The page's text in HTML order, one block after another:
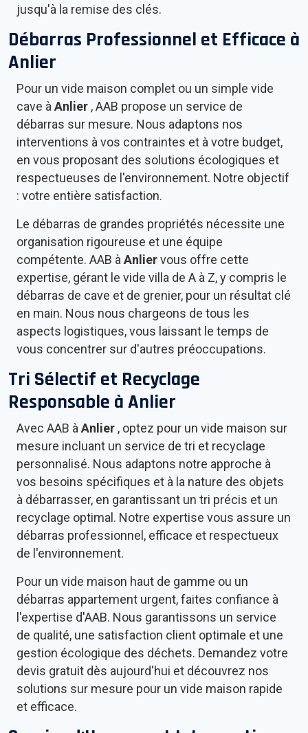
jusqu'à la remise des clés.
Débarras Professionnel et Efficace à
Anlier
Pour un vide maison complet ou un simple vide
cave àAnlier , AAB propose un service de
débarras sur mesure. Nous adaptons nos
interventions à vos contraintes et à votre budget,
en vous proposant des solutions écologiques et
respectueuses de l'environnement. Notre objectif
: votre entière satisfaction.
Le débarras de grandes propriétés nécessite une
organisation rigoureuse et une équipe
compétente. AAB àAnliervous offre cette
expertise, gérant le vide villa de A à Z, y compris le
débarras de cave et de grenier, pour un résultat clé
en main. Nous nous chargeons de tous les
aspects logistiques, vous laissant le temps de
vous concentrer sur d'autres préoccupations.
Tri Sélectif et Recyclage
Responsable àAnlier
Avec AAB àAnlier , optez pour un vide maison sur
mesure incluant un service de tri et recyclage
personnalisé. Nous adaptons notre approche à
vos besoins spécifiques et à la nature des objets
à débarrasser, en garantissant un tri précis et un
recyclage optimal. Notre expertise vous assure un
débarras professionnel, efficace et respectueux
de l'environnement.
Pour un vide maison haut de gamme ou un
débarras appartement urgent, faites confiance à
l'expertise d'AAB. Nous garantissons un service
de qualité, une satisfaction client optimale et une
gestion écologique des déchets. Demandez votre
devis gratuit dès aujourd'hui et découvrez nos
solutions sur mesure pour un vide maison rapide
et efficace.